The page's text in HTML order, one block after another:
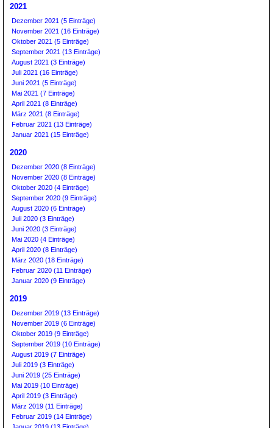
2021
Dezember 2021 (5 Einträge)
November 2021 (16 Einträge)
Oktober 2021 (5 Einträge)
September 2021 (13 Einträge)
August 2021 (3 Einträge)
Juli 2021 (16 Einträge)
Juni 2021 (5 Einträge)
Mai 2021 (7 Einträge)
April 2021 (8 Einträge)
März 2021 (8 Einträge)
Februar 2021 (13 Einträge)
Januar 2021 (15 Einträge)
2020
Dezember 2020 (8 Einträge)
November 2020 (8 Einträge)
Oktober 2020 (4 Einträge)
September 2020 (9 Einträge)
August 2020 (6 Einträge)
Juli 2020 (3 Einträge)
Juni 2020 (3 Einträge)
Mai 2020 (4 Einträge)
April 2020 (8 Einträge)
März 2020 (18 Einträge)
Februar 2020 (11 Einträge)
Januar 2020 (9 Einträge)
2019
Dezember 2019 (13 Einträge)
November 2019 (6 Einträge)
Oktober 2019 (9 Einträge)
September 2019 (10 Einträge)
August 2019 (7 Einträge)
Juli 2019 (3 Einträge)
Juni 2019 (25 Einträge)
Mai 2019 (10 Einträge)
April 2019 (3 Einträge)
März 2019 (11 Einträge)
Februar 2019 (14 Einträge)